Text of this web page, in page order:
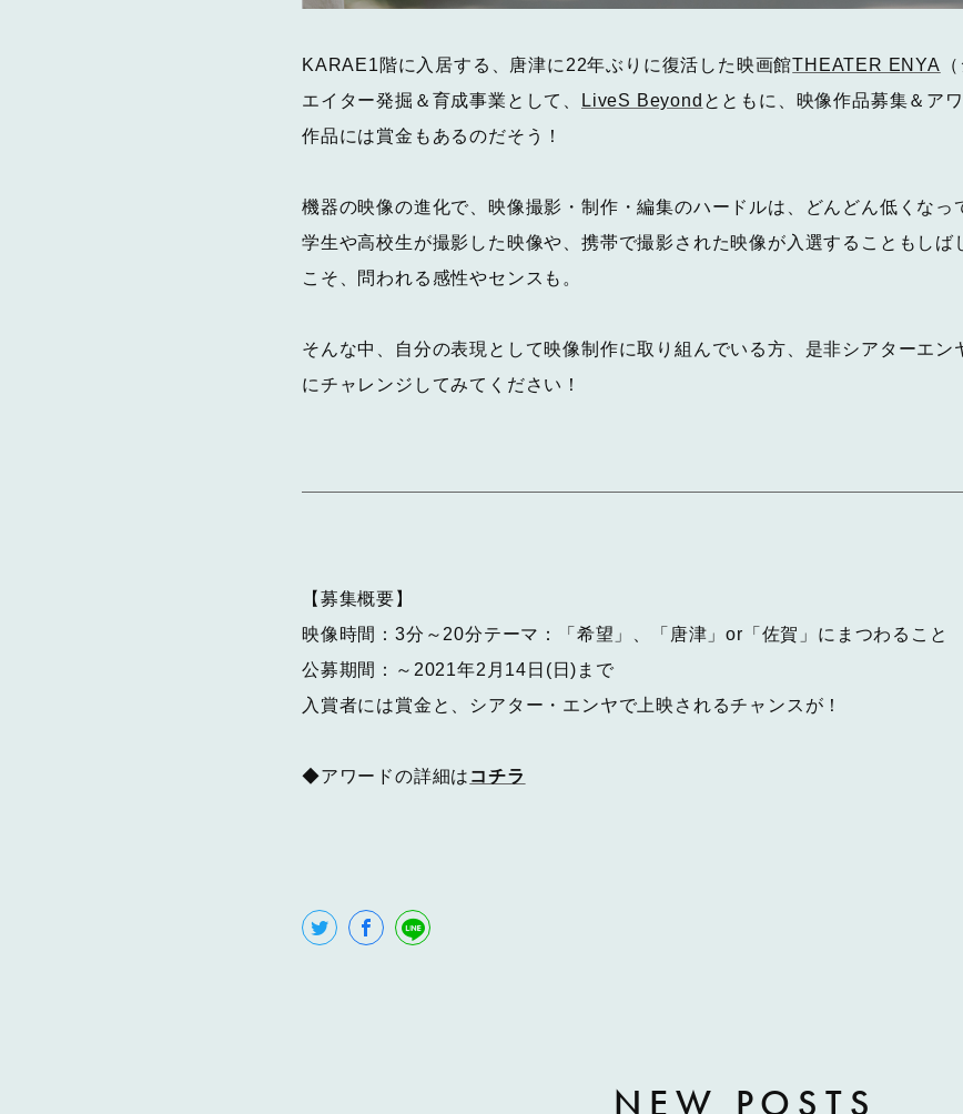
KARAE1階に入居する、唐津に22年ぶりに復活した映画館THEATER ENYA
エイター発掘＆育成事業として、
LiveS Beyond とともに、映像作品募集＆ア
作品には賞金もあるのだそう！
機器の映像の進化で、映像撮影・制作・編集のハードルは、どんどん低くなっ
学生や高校生が撮影した映像や、携帯で撮影された映像が入選することもしば
こそ、問われる感性やセンスも。
そんな中、自分の表現として映像制作に取り組んでいる方、是非シアターエン
にチャレンジしてみてください！
【募集概要】
映像時間：3分～20分テーマ：「希望」、「唐津」or「佐賀」にまつわること
公募期間：～2021年2月14日(日)まで
入賞者には賞金と、シアター・エンヤで上映されるチャンスが！
◆アワードの詳細は コチラ
NEW POSTS